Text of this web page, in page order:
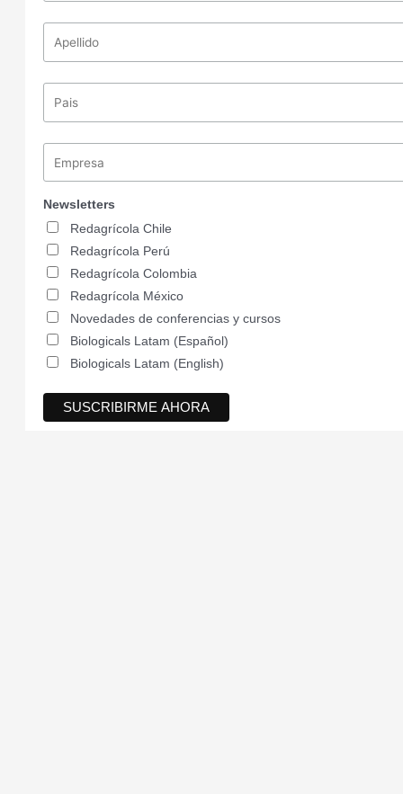
Newsletters
Redagrícola Chile
Redagrícola Perú
Redagrícola Colombia
Redagrícola México
Novedades de conferencias y cursos
Biologicals Latam (Español)
Biologicals Latam (English)